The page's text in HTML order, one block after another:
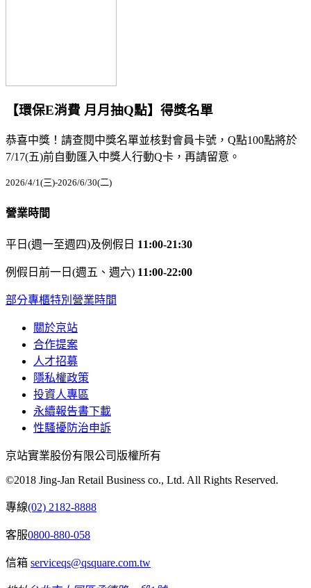
【環保E消費 月月抽Q點】得獎名單
恭喜中獎！請查閱中獎名單並核對會員卡號，Q點100點將於
7/17(五)前自動匯入中獎人行動Q卡，再請留意。
2026/4/1(三)-2026/6/30(二)
營業時間
平日(週一至週四)及例假日 11:00-21:30
例假日前一日(週五、週六) 11:00-22:00
部分專櫃特別營業時間
關於京站
合作提案
人才招募
隱私權政策
投資人專區
永續報告書下載
性騷擾防治申訴
京站實業股份有限公司版權所有
©2018 Jing-Jan Retail Business co., Ltd. All Rights Reserved.
專線(02) 2182-8888
客服0800-880-058
信箱 serviceqs@qsquare.com.tw